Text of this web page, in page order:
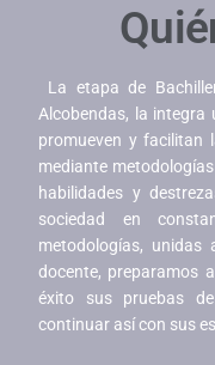
La etapa de
Alcobendas, la integra
promueven y facilitan
mediante
habilidades y
sociedad en
metodologías, unidas
docente, preparamos
éxito sus pruebas
continuar así con sus